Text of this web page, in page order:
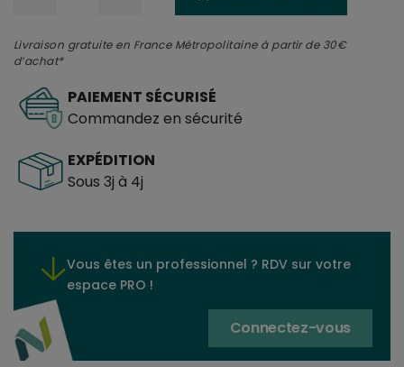
Livraison gratuite en France Métropolitaine à partir de 30€
d’achat*
PAIEMENT SÉCURISÉ
Commandez en sécurité
EXPÉDITION
Sous 3j à 4j
Vous êtes un professionnel ? RDV sur votre
espace PRO !
Connectez-vous